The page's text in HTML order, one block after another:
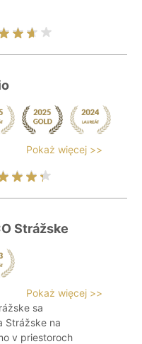
Pokaż więcej >>
Strážske
Pokaż więcej >>
sa
Strážske na
v priestoroch